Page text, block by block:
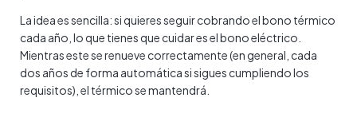
La idea es sencilla: si quieres seguir cobrando el bono térmico
cada año, lo que tienes que cuidar es el bono eléctrico.
Mientras este se renueve correctamente (en general, cada
dos años de forma automática si sigues cumpliendo los
requisitos), el térmico se mantendrá.